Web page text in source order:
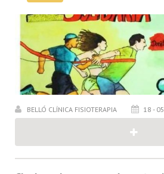
BELLÓ CLÍNICA FISIOTERAPIA 18 -